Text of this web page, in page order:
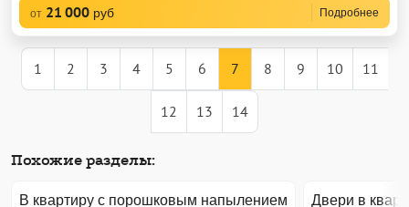
от 21 000 руб Подробнее
1 2 3 4 5 6 7 8 9 10 11
12 13 14
Похожие разделы:
В квартиру с порошковым напылением Двери в